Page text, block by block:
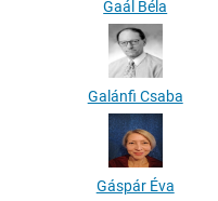
Gaál Béla
Galánfi Csaba
Gáspár Éva